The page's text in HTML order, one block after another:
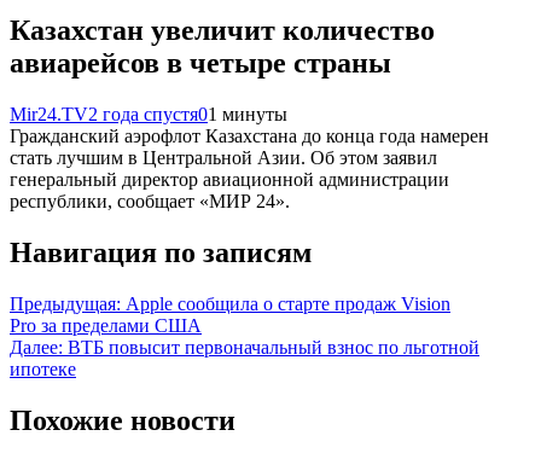
Казахстан увеличит количество
авиарейсов в четыре страны
Mir24.TV2 года спустя01 минуты
Гражданский аэрофлот Казахстана до конца года намерен
стать лучшим в Центральной Азии. Об этом заявил
генеральный директор авиационной администрации
республики, сообщает «МИР 24».
Навигация по записям
Предыдущая: Apple сообщила о старте продаж Vision
Pro за пределами США
Далее: ВТБ повысит первоначальный взнос по льготной
ипотеке
Похожие новости